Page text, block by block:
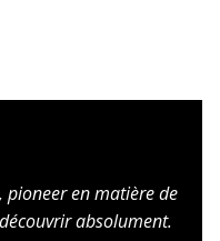
pioneer en matière de
absolument.